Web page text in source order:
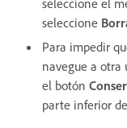
seleccione
Para impedir
navegue a otra
el botón
parte inferior